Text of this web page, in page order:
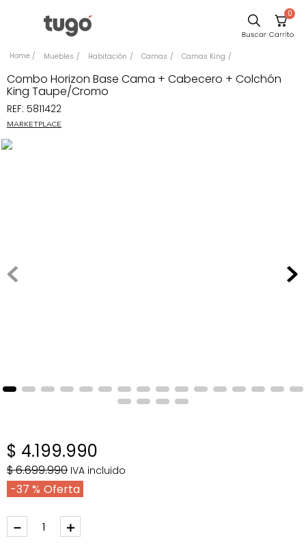
0
Muebles Habitación Camas Camas King
Combo Horizon Base Cama + Cabecero + Colchón
King Taupe/Cromo
REF: 5811422
MARKETPLACE
$ 4.199.990
$6.699.990 IVA incluido
37 %
＋
－
Comedor
Silla
Escritorio